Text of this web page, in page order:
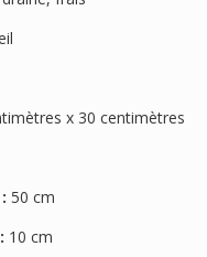
x 30 centimètres
50 cm
10 cm